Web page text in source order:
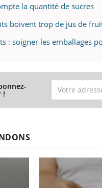
la quantité de sucres
boivent trop de jus de
: soigner les emballages
!